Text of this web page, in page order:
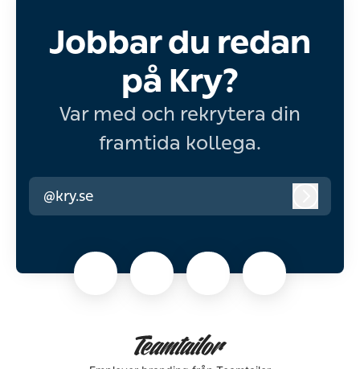
Jobbar du redan
på Kry?
Var med och rekrytera din
framtida kollega.
@kry.se